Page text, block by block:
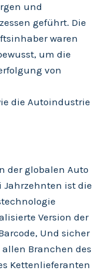
und
geführt. Die
waren
um die
von
die Autoindustrie
der globalen Auto
Jahrzehnten ist die
Version der
Und sicher
Branchen des
Kettenlieferanten